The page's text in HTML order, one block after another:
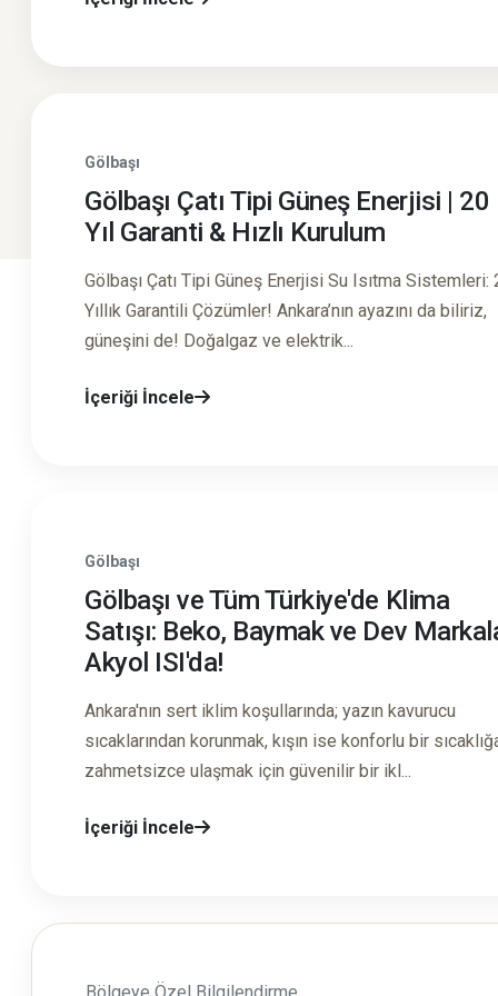
Gölbaşı
Gölbaşı Çatı Tipi Güneş Enerjisi | 20
Yıl Garanti & Hızlı Kurulum
Gölbaşı Çatı Tipi Güneş Enerjisi Su Isıtma Sistemleri:
Yıllık Garantili Çözümler! Ankara’nın ayazını da biliriz,
güneşini de! Doğalgaz ve elektrik...
İçeriği İncele
Gölbaşı
Gölbaşı ve Tüm Türkiye'de Klima
Satışı: Beko, Baymak ve Dev
Akyol ISI'da!
Ankara'nın sert iklim koşullarında; yazın kavurucu
sıcaklarından korunmak, kışın ise konforlu bir
zahmetsizce ulaşmak için güvenilir bir ikl...
İçeriği İncele